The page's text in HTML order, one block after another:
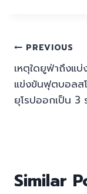
Post
PREVIOUS
เหตุใดยูฟ่าถึงแบ่
แข่งขันฟุตบอลส
ยุโรปออกเป็น 3
Similar